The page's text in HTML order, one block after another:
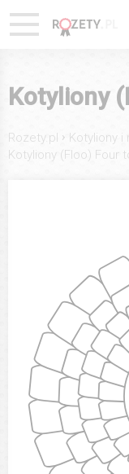
Kotyliony
Rozety.pl › Kotyliony i
Kotyliony (Floo) Four